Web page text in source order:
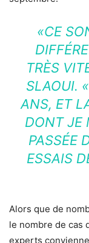
«CE
TRÈS
SLAOUI.
ANS, ET
DONT JE
PASSÉE
ESSAIS
Alors que de
le nombre de cas
experts